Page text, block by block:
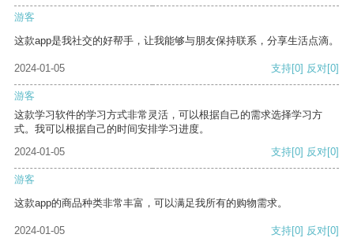
游客
这款app是我社交的好帮手，让我能够与朋友保持联系，分享生活点滴。
2024-01-05 支持[0] 反对[0]
游客
这款学习软件的学习方式非常灵活，可以根据自己的需求选择学习方
式。我可以根据自己的时间安排学习进度。
2024-01-05
支持[0] 反对[0]
游客
这款app的商品种类非常丰富，可以满足我所有的购物需求。
2024-01-05 支持[0] 反对[0]